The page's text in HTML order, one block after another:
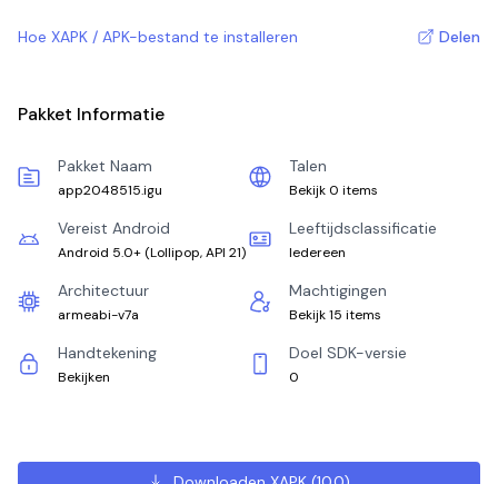
Hoe XAPK / APK-bestand te installeren Delen
Pakket Informatie
Pakket Naam
app2048515.igu
Talen
Bekijk 0 items
Vereist Android
Android 5.0+ (Lollipop, API 21)
Leeftijdsclassificatie
Iedereen
Architectuur
armeabi-v7a
Machtigingen
Bekijk 15 items
Handtekening
Bekijken
Doel SDK-versie
0